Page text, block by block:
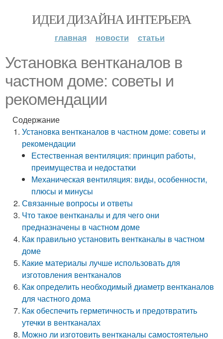
ИДЕИ ДИЗАЙНА ИНТЕРЬЕРА
главная новости статьи
Установка вентканалов в
частном доме: советы и
рекомендации
Содержание
Установка вентканалов в частном доме: советы и
рекомендации
Естественная вентиляция: принцип работы,
преимущества и недостатки
Механическая вентиляция: виды, особенности,
плюсы и минусы
Связанные вопросы и ответы
Что такое вентканалы и для чего они
предназначены в частном доме
Как правильно установить вентканалы в частном
доме
Какие материалы лучше использовать для
изготовления вентканалов
Как определить необходимый диаметр вентканалов
для частного дома
Как обеспечить герметичность и предотвратить
утечки в вентканалах
Можно ли изготовить вентканалы самостоятельно